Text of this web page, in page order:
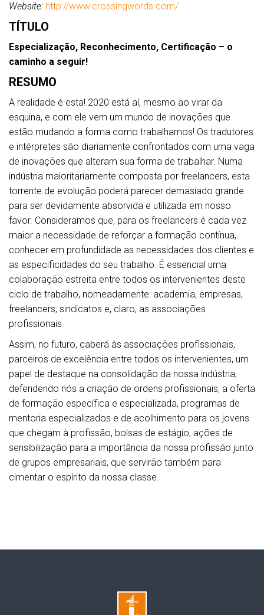
Website: http://www.crossingwords.com/
TÍTULO
Especialização, Reconhecimento, Certificação – o
caminho a seguir!
RESUMO
A realidade é esta! 2020 está aí, mesmo ao virar da
esquina, e com ele vem um mundo de inovações que
estão mudando a forma como trabalhamos! Os tradutores
e intérpretes são diariamente confrontados com uma vaga
de inovações que alteram sua forma de trabalhar. Numa
indústria maioritariamente composta por freelancers, esta
torrente de evolução poderá parecer demasiado grande
para ser devidamente absorvida e utilizada em nosso
favor. Consideramos que, para os freelancers é cada vez
maior a necessidade de reforçar a formação contínua,
conhecer em profundidade as necessidades dos clientes e
as especificidades do seu trabalho. É essencial uma
colaboração estreita entre todos os intervenientes deste
ciclo de trabalho, nomeadamente: academia, empresas,
freelancers, sindicatos e, claro, as associações
profissionais.
Assim, no futuro, caberá às associações profissionais,
parceiros de excelência entre todos os intervenientes, um
papel de destaque na consolidação da nossa indústria,
defendendo nós a criação de ordens profissionais, a oferta
de formação específica e especializada, programas de
mentoria especializados e de acolhimento para os jovens
que chegam à profissão, bolsas de estágio, ações de
sensibilização para a importância da nossa profissão junto
de grupos empresariais, que servirão também para
cimentar o espírito da nossa classe.